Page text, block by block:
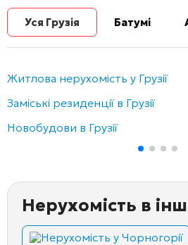
Уся Грузія Батумі
Житлова нерухомість у Грузії
Заміські резиденції в Грузії
Новобудови в Грузії
Нерухомість в
Нерухомість у Чорногорії